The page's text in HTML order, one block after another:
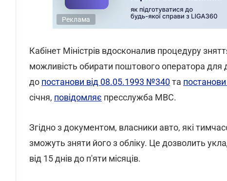
Реклама
Кабінет Міністрів вдосконалив процедуру
можливість обирати поштового оператора для
до постанови від 08.05.1993 №340та
січня, повідомляє пресслужба МВС.
Згідно з документом, власники авто, які
зможуть зняти його з обліку. Це дозволить
від 15 днів до п'яти місяців.